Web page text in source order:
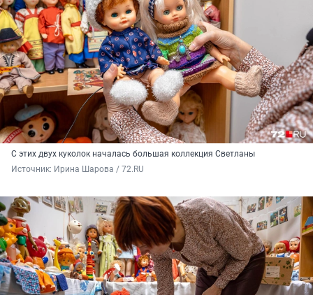
С этих двух куколок началась большая коллекция Светланы
Источник: Ирина Шарова / 72.RU